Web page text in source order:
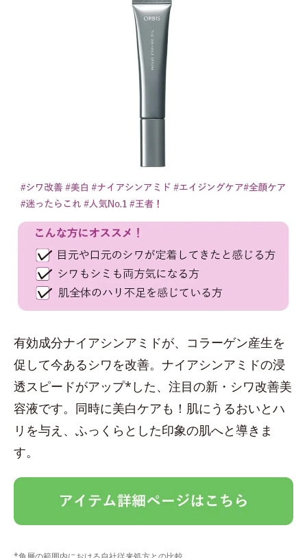
有効成分ナイアシンアミドが、コラーゲン産生を
促して今あるシワを改善。ナイアシンアミドの浸
透スピードがアップ*した、注目の新・シワ改善美
容液です。同時に美白ケアも！肌にうるおいとハ
リを与え、ふっくらとした印象の肌へと導きま
す。